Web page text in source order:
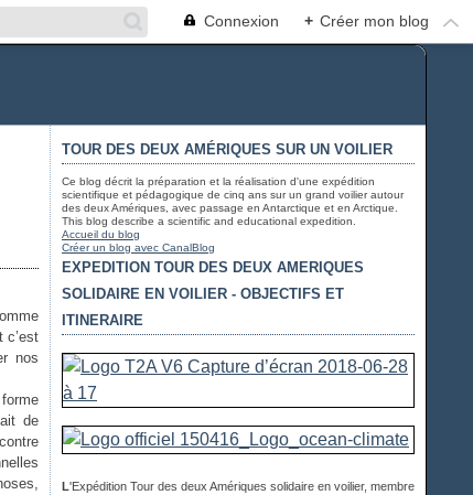
Connexion + Créer mon blog
c’est
nos
de
TOUR DES DEUX AMÉRIQUES SUR UN VOILIER
Ce blog décrit la préparation et la réalisation d'une expédition
scientifique et pédagogique de cinq ans sur un grand voilier autour
des deux Amériques, avec passage en Antarctique et en Arctique.
This blog describe a scientific and educational expedition.
Accueil du blog
Créer un blog avec CanalBlog
EXPEDITION TOUR DES DEUX AMERIQUES
SOLIDAIRE EN VOILIER - OBJECTIFS ET
ITINERAIRE
L'Expédition Tour des deux Amériques solidaire en voilier, membre